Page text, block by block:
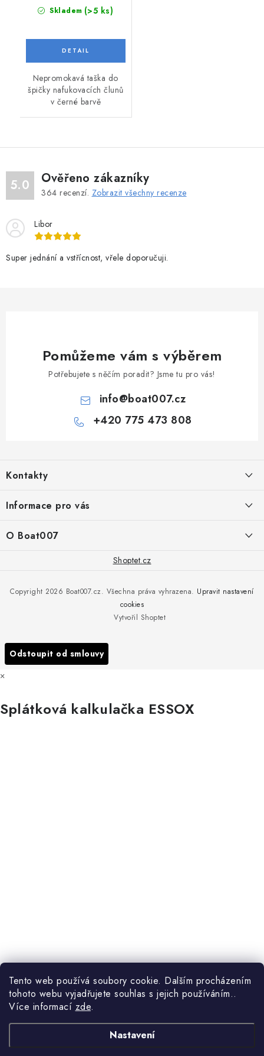
Tento web používá soubory cookie. Dalším procházením
tohoto webu vyjadřujete souhlas s jejich používáním..
Více informací zde.
Nastavení
Skladem (>5 ks)
Nepromokavá taška do
špičky nafukovacích člunů
v černé barvě
5.0 Ověřeno zákazníky
364 recenzí. Zobrazit všechny recenze
Libor
Super jednání a vstřícnost, vřele doporučuji.
Pomůžeme vám s výběrem
Potřebujete s něčím poradit? Jsme tu pro vás!
info@boat007.cz
+420 775 473 808
p
a
Kontakty
+420 775 473 808
PŘÍJEM/VÝDEJ/SERVIS zakázek
Informace pro vás
Obchodní podmínky
Podmínky ochrany osobních údajů
O Boat007
Všechny značky
Shoptet.cz
Vytvořil Shoptet
Copyright 2026 Boat007.cz. Všechna práva vyhrazena. Upravit nastavení
cookies
Odstoupit od smlouvy
×
Splátková kalkulačka ESSOX